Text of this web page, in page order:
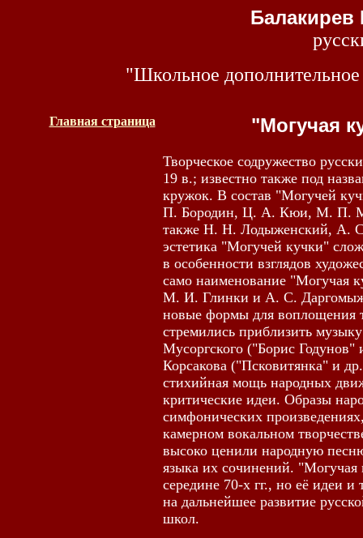
Балакирев
"Школьное дополнительное
Главная страница "Могучая
Творческое содружество
19 в.; известно также под
кружок. В состав "Могучей
П. Бородин, Ц. А. Кюи, М. П.
также H. H. Лодыженский, А.
эстетика "Могучей кучки"
в особенности взглядов
само наименование "Могучая
М. И. Глинки и А. С.
новые формы для воплощения
стремились приблизить
Мусоргского ("Борис
Корсакова ("Псковитянка" и
стихийная мощь народных
критические идеи. Образы
симфонических
камерном вокальном
высоко ценили народную
языка их сочинений. "Могучая
середине 70-х гг., но её идеи
на дальнейшее развитие
школ.